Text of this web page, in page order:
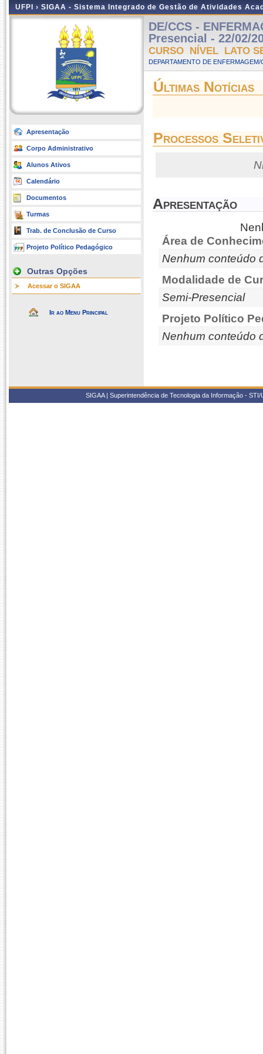
UFPI › SIGAA - Sistema Integrado de Gestão de Atividades
Apresentação
Corpo Administrativo
Alunos Ativos
Calendário
Documentos
Turmas
Trab. de Conclusão de Curso
Projeto Político Pedagógico
Outras Opções
Acessar o SIGAA
Ir ao Menu Principal
DE/CCS -
Presencial - 22/02/
CURSO NÍVEL LATO
DEPARTAMENTO DE
Últimas Notícias
Processos
Apresentação
Área de
Nenhum conteúdo
Modalidade de
Semi-Presencial
Projeto Político
Nenhum conteúdo
SIGAA | Superintendência de Tecnologia da Informação -